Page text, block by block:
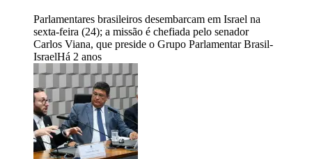
Parlamentares brasileiros desembarcam em Israel na
sexta-feira (24); a missão é chefiada pelo senador
Carlos Viana, que preside o Grupo Parlamentar Brasil-
IsraelHá 2 anos